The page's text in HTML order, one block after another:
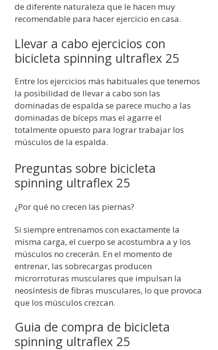
de diferente naturaleza que le hacen muy
recomendable para hacer ejercicio en casa.
Llevar a cabo ejercicios con
bicicleta spinning ultraflex 25
Entre los ejercicios más habituales que tenemos
la posibilidad de llevar a cabo son las
dominadas de espalda se parece mucho a las
dominadas de bíceps mas el agarre el
totalmente opuesto para lograr trabajar los
músculos de la espalda.
Preguntas sobre bicicleta
spinning ultraflex 25
¿Por qué no crecen las piernas?
Si siempre entrenamos con exactamente la
misma carga, el cuerpo se acostumbra a y los
músculos no crecerán. En el momento de
entrenar, las sobrecargas producen
microrroturas musculares que impulsan la
neosíntesis de fibras musculares, lo que provoca
que los músculos crezcan.
Guia de compra de bicicleta
spinning ultraflex 25